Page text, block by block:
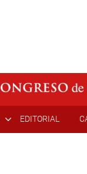
EDITORIAL